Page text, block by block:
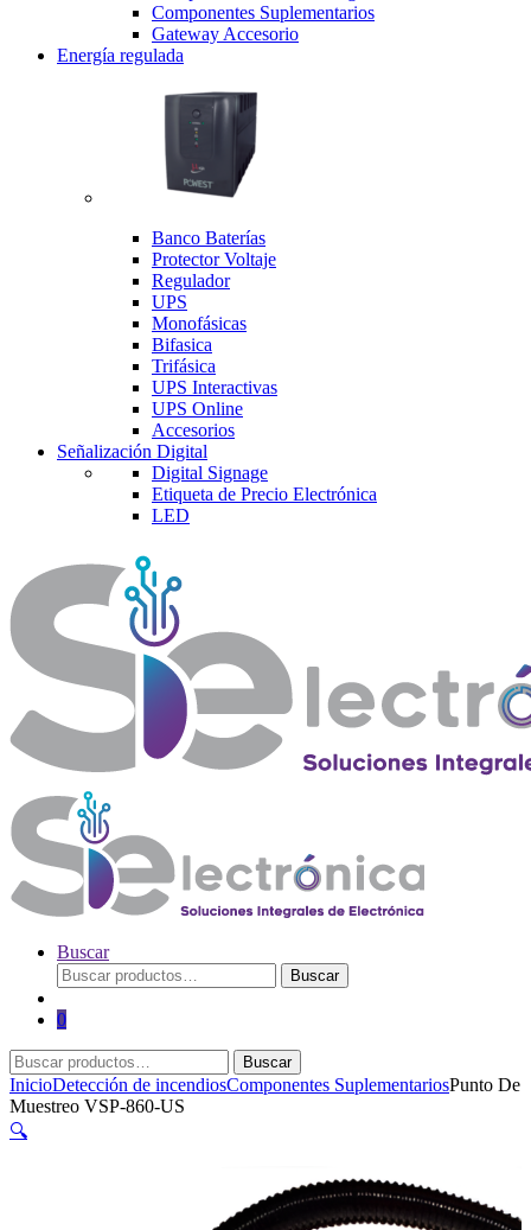
Componentes Suplementarios
Gateway Accesorio
Energía regulada
Banco Baterías
Protector Voltaje
Regulador
UPS
Monofásicas
Bifasica
Trifásica
UPS Interactivas
UPS Online
Accesorios
Señalización Digital
Digital Signage
Etiqueta de Precio Electrónica
LED
Buscar
Buscar
por:
Buscar
0
Buscar
por:
Buscar
InicioDetección de incendiosComponentes SuplementariosPunto De
Muestreo VSP-860-US
🔍